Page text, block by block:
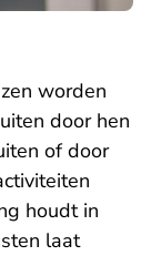
worden
door hen
of door
houdt in
laat